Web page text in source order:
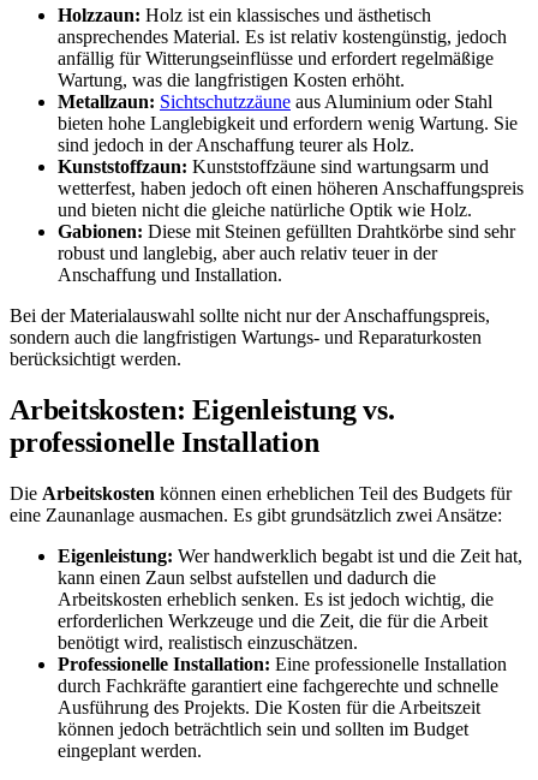
Holzzaun: Holz ist ein klassisches und ästhetisch
ansprechendes Material. Es ist relativ kostengünstig, jedoch
anfällig für Witterungseinflüsse und erfordert regelmäßige
Wartung, was die langfristigen Kosten erhöht.
Metallzaun: Sichtschutzzäune aus Aluminium oder Stahl
bieten hohe Langlebigkeit und erfordern wenig Wartung. Sie
sind jedoch in der Anschaffung teurer als Holz.
Kunststoffzaun: Kunststoffzäune sind wartungsarm und
wetterfest, haben jedoch oft einen höheren Anschaffungspreis
und bieten nicht die gleiche natürliche Optik wie Holz.
Gabionen: Diese mit Steinen gefüllten Drahtkörbe sind sehr
robust und langlebig, aber auch relativ teuer in der
Anschaffung und Installation.
Bei der Materialauswahl sollte nicht nur der Anschaffungspreis,
sondern auch die langfristigen Wartungs- und Reparaturkosten
berücksichtigt werden.
Arbeitskosten: Eigenleistung vs.
professionelle Installation
Die Arbeitskosten können einen erheblichen Teil des Budgets für
eine Zaunanlage ausmachen. Es gibt grundsätzlich zwei Ansätze:
Eigenleistung: Wer handwerklich begabt ist und die Zeit hat,
kann einen Zaun selbst aufstellen und dadurch die
Arbeitskosten erheblich senken. Es ist jedoch wichtig, die
erforderlichen Werkzeuge und die Zeit, die für die Arbeit
benötigt wird, realistisch einzuschätzen.
Professionelle Installation: Eine professionelle Installation
durch Fachkräfte garantiert eine fachgerechte und schnelle
Ausführung des Projekts. Die Kosten für die Arbeitszeit
können jedoch beträchtlich sein und sollten im Budget
eingeplant werden.